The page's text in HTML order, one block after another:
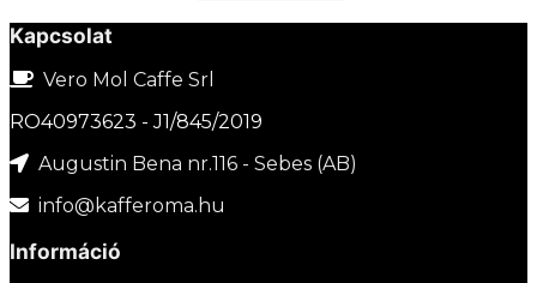
Kapcsolat
Vero Mol Caffe Srl
RO40973623 - J1/845/2019
Augustin Bena nr.116 - Sebes (AB)
info@kafferoma.hu
Információ